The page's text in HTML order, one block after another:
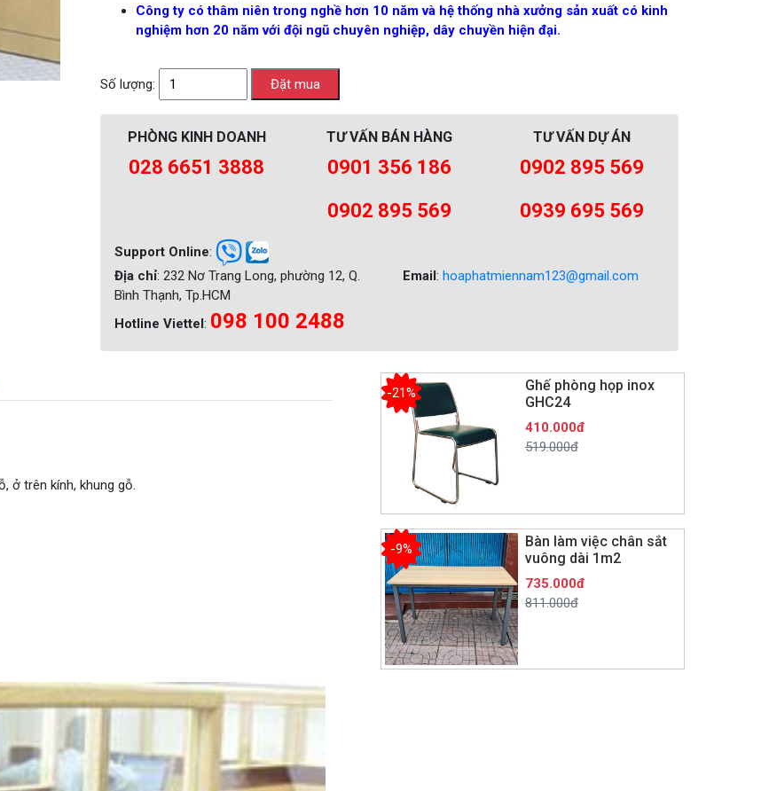
Công ty có thâm niên trong nghề hơn 10 năm và hệ thống nhà xưởng sản xuất có kinh
nghiệm hơn 20 năm với đội ngũ chuyên nghiệp, dây chuyền hiện đại.
Số lượng:
PHÒNG KINH DOANH
028 6651 3888
TƯ VẤN BÁN HÀNG
0901 356 186
0902 895 569
TƯ VẤN DỰ ÁN
0902 895 569
0939 695 569
Support Online:
Địa chỉ: 232 Nơ Trang Long, phường 12, Q.
Bình Thạnh, Tp.HCM
Hotline Viettel: 098 100 2488
Email: hoaphatmiennam123@gmail.com
ở trên kính, khung gỗ.
Ghế phòng họp inox
GHC24
-21%
410.000đ
519.000đ
Bàn làm việc chân sắt
vuông dài 1m2
-9%
735.000đ
811.000đ